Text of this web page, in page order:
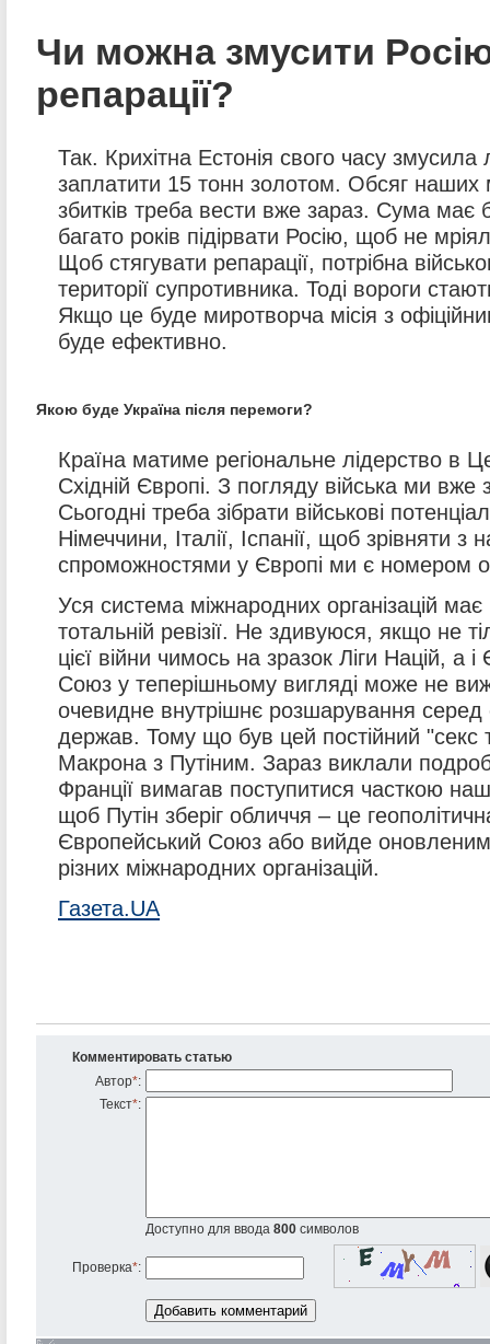
Чи можна змусити
репарації?
Так. Крихітна Естонія свого часу змусила
заплатити 15 тонн золотом. Обсяг наших
збитків треба вести вже зараз. Сума
багато років підірвати Росію, щоб не
Щоб стягувати репарації, потрібна
території супротивника. Тоді вороги
Якщо це буде миротворча місія з
буде ефективно.
Якою буде Україна після перемоги?
Країна матиме регіональне лідерство в
Східній Європі. З погляду війська ми
Сьогодні треба зібрати військові
Німеччини, Італії, Іспанії, щоб зрівняти
спроможностями у Європі ми є номером
Уся система міжнародних організацій має
тотальній ревізії. Не здивуюся, якщо не
цієї війни чимось на зразок Ліги Націй, а
Союз у теперішньому вигляді може не
очевидне внутрішнє розшарування серед
держав. Тому що був цей постійний
Макрона з Путіним. Зараз виклали
Франції вимагав поступитися часткою
щоб Путін зберіг обличчя – це
Європейський Союз або вийде
різних міжнародних організацій.
Газета.UA
Комментировать статью
Автор*:
Текст*:
Доступно для ввода 800 символов
Проверка*: